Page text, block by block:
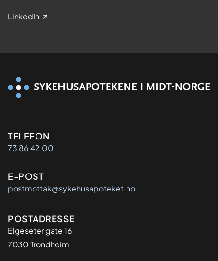
LinkedIn
Kontaktinformasjon
TELEFON
73 86 42 00
E-POST
postmottak@sykehusapoteket.no
Adresse
POSTADRESSE
Elgeseter gate 16
7030 Trondheim